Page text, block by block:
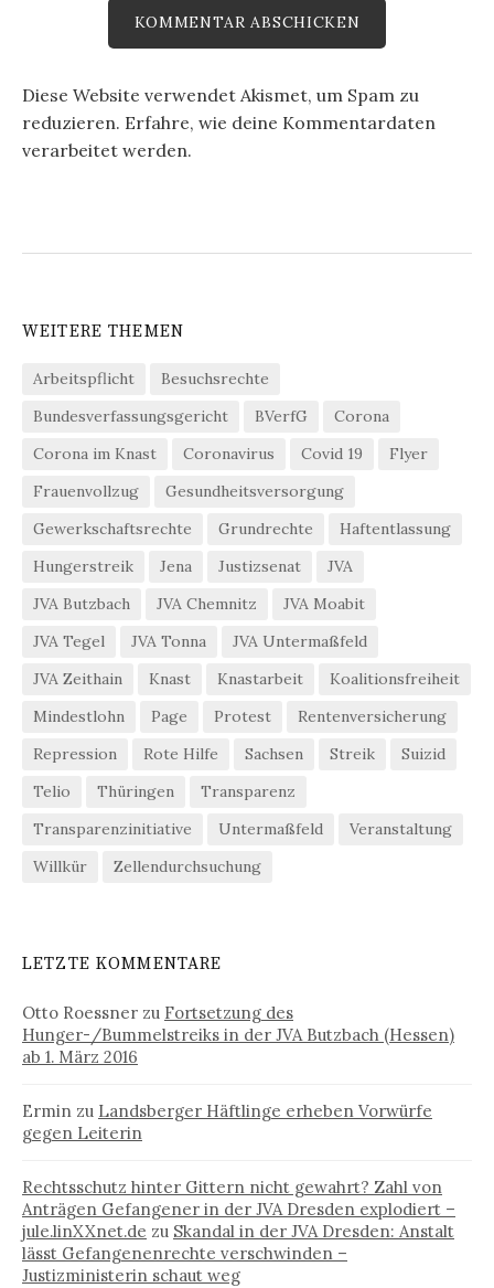
Diese Website verwendet Akismet, um Spam zu
reduzieren. Erfahre, wie deine Kommentardaten
verarbeitet werden.
WEITERE THEMEN
Arbeitspflicht
Besuchsrechte
Bundesverfassungsgericht
BVerfG
Corona
Corona im Knast
Coronavirus Covid 19
Flyer
Frauenvollzug
Gesundheitsversorgung
Gewerkschaftsrechte
Grundrechte
Haftentlassung
Hungerstreik
Jena Justizsenat
JVA
JVA Butzbach
JVA Chemnitz
JVA Moabit
JVA Tegel
JVA Tonna
JVA Untermaßfeld
JVA Zeithain
Knast Knastarbeit
Koalitionsfreiheit
Mindestlohn
Page Protest
Rentenversicherung
Repression
Rote Hilfe Sachsen Streik
Suizid
Telio
Thüringen
Transparenz
Transparenzinitiative
Untermaßfeld
Veranstaltung
Willkür
Zellendurchsuchung
LETZTE KOMMENTARE
Otto Roessner zu Fortsetzung des
Hunger-/Bummelstreiks in der JVA Butzbach (Hessen)
ab 1. März 2016
Ermin zu Landsberger Häftlinge erheben Vorwürfe
gegen Leiterin
Rechtsschutz hinter Gittern nicht gewahrt? Zahl von
Anträgen Gefangener in der JVA Dresden explodiert –
jule.linXXnet.de zu Skandal in der JVA Dresden: Anstalt
lässt Gefangenenrechte verschwinden –
Justizministerin schaut weg